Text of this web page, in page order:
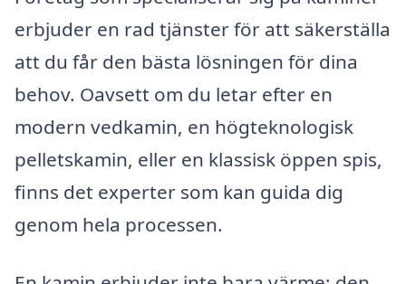
erbjuder en rad tjänster för att säkerställa
att du får den bästa lösningen för dina
behov. Oavsett om du letar efter en
modern vedkamin, en högteknologisk
pelletskamin, eller en klassisk öppen spis,
finns det experter som kan guida dig
genom hela processen.